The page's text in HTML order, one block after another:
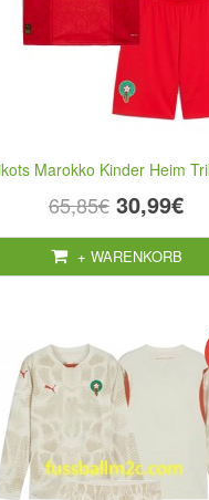
Marokko Kinder Heim
65,85€ 30,99€
+ WARENKORB